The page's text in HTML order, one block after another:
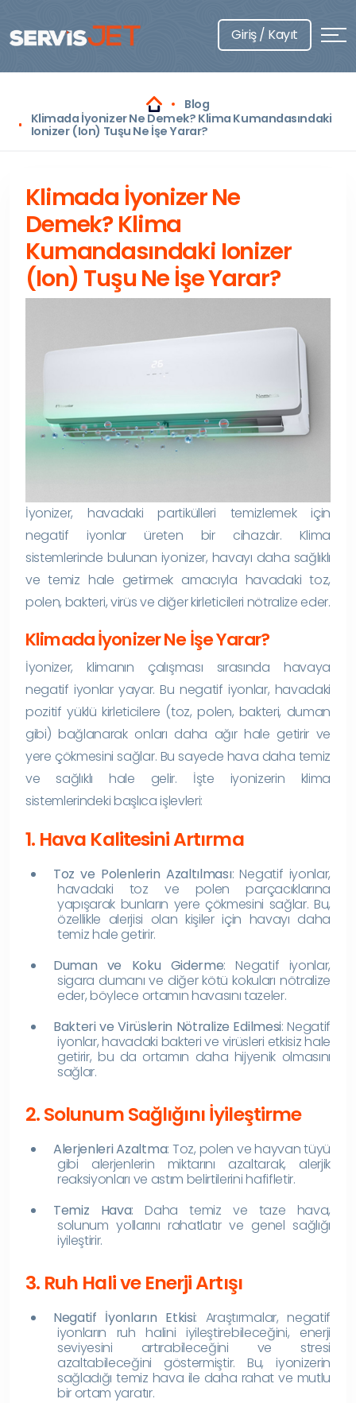
Giriş / Kayıt
Blog
Klimada İyonizer Ne Demek? Klima Kumandasındaki
Ionizer (Ion) Tuşu Ne İşe Yarar?
Klimada İyonizer Ne
Demek? Klima
Kumandasındaki Ionizer
(Ion) Tuşu Ne İşe Yarar?
İyonizer, havadaki partikülleri temizlemek için
negatif iyonlar üreten bir cihazdır. Klima
sistemlerinde bulunan iyonizer, havayı daha sağlıklı
ve temiz hale getirmek amacıyla havadaki toz,
polen, bakteri, virüs ve diğer kirleticileri nötralize eder.
Klimada İyonizer Ne İşe Yarar?
İyonizer, klimanın çalışması sırasında havaya
negatif iyonlar yayar. Bu negatif iyonlar, havadaki
pozitif yüklü kirleticilere (toz, polen, bakteri, duman
gibi) bağlanarak onları daha ağır hale getirir ve
yere çökmesini sağlar. Bu sayede hava daha temiz
ve sağlıklı hale gelir. İşte iyonizerin klima
sistemlerindeki başlıca işlevleri:
1. Hava Kalitesini Artırma
Toz ve Polenlerin Azaltılması: Negatif iyonlar,
havadaki toz ve polen parçacıklarına
yapışarak bunların yere çökmesini sağlar. Bu,
özellikle alerjisi olan kişiler için havayı daha
temiz hale getirir.
Duman ve Koku Giderme: Negatif iyonlar,
sigara dumanı ve diğer kötü kokuları nötralize
eder, böylece ortamın havasını tazeler.
Bakteri ve Virüslerin Nötralize Edilmesi: Negatif
iyonlar, havadaki bakteri ve virüsleri etkisiz hale
getirir, bu da ortamın daha hijyenik olmasını
sağlar.
2. Solunum Sağlığını İyileştirme
Alerjenleri Azaltma: Toz, polen ve hayvan tüyü
gibi alerjenlerin miktarını azaltarak, alerjik
reaksiyonları ve astım belirtilerini hafifletir.
Temiz Hava: Daha temiz ve taze hava,
solunum yollarını rahatlatır ve genel sağlığı
iyileştirir.
3. Ruh Hali ve Enerji Artışı
Negatif İyonların Etkisi: Araştırmalar, negatif
iyonların ruh halini iyileştirebileceğini, enerji
seviyesini artırabileceğini ve stresi
azaltabileceğini göstermiştir. Bu, iyonizerin
sağladığı temiz hava ile daha rahat ve mutlu
bir ortam yaratır.